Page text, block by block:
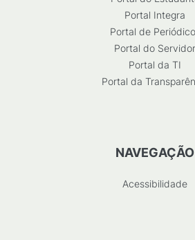
Portal Integra
Portal de
Portal do Servidor
Portal da TI
Portal da
NAVEGAÇÃO
Acessibilidade